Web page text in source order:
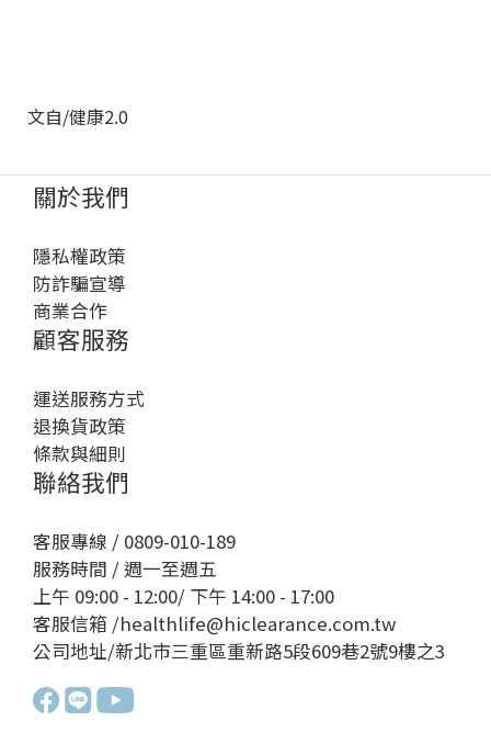
文自/健康2.0
關於我們
隱私權政策
防詐騙宣導
商業合作
顧客服務
運送服務方式
退換貨政策
條款與細則
聯絡我們
客服專線 / 0809-010-189
服務時間 / 週一至週五
上午 09:00 - 12:00/ 下午 14:00 - 17:00
客服信箱 /healthlife@hiclearance.com.tw
公司地址/新北市三重區重新路5段609巷2號9樓之3